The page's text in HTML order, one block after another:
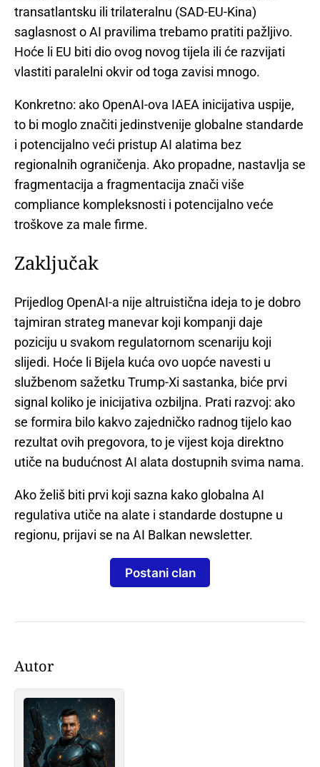
transatlantsku ili trilateralnu (SAD-EU-Kina)
saglasnost o AI pravilima trebamo pratiti pažljivo.
Hoće li EU biti dio ovog novog tijela ili će razvijati
vlastiti paralelni okvir od toga zavisi mnogo.
Konkretno: ako OpenAI-ova IAEA inicijativa uspije,
to bi moglo značiti jedinstvenije globalne standarde
i potencijalno veći pristup AI alatima bez
regionalnih ograničenja. Ako propadne, nastavlja se
fragmentacija a fragmentacija znači više
compliance kompleksnosti i potencijalno veće
troškove za male firme.
Zaključak
Prijedlog OpenAI-a nije altruistična ideja to je dobro
tajmiran strateg manevar koji kompanji daje
poziciju u svakom regulatornom scenariju koji
slijedi. Hoće li Bijela kuća ovo uopće navesti u
službenom sažetku Trump-Xi sastanka, biće prvi
signal koliko je inicijativa ozbiljna. Prati razvoj: ako
se formira bilo kakvo zajedničko radnog tijelo kao
rezultat ovih pregovora, to je vijest koja direktno
utiče na budućnost AI alata dostupnih svima nama.
Ako želiš biti prvi koji sazna kako globalna AI
regulativa utiče na alate i standarde dostupne u
regionu, prijavi se na AI Balkan newsletter.
Postani clan
Autor